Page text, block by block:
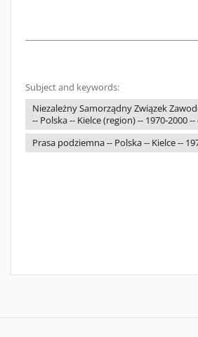
Subject and keywords:
Niezależny Samorządny Związek
-- Polska -- Kielce (region) -- 1970-2000
Prasa podziemna -- Polska -- Kielce --